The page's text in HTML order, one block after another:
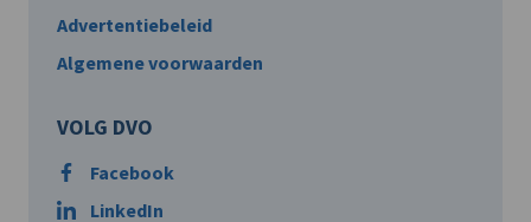
Advertentiebeleid
Algemene voorwaarden
VOLG DVO
Facebook
LinkedIn